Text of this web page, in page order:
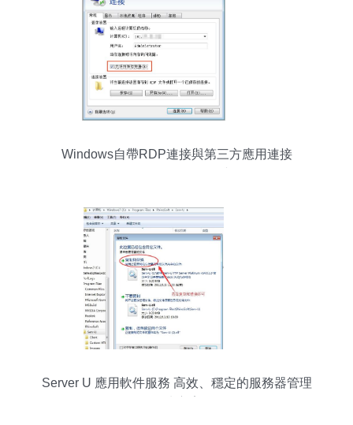
Windows自帶RDP連接與第三方應用連接
Server U 應用軟件服務 高效、穩定的服務器管理